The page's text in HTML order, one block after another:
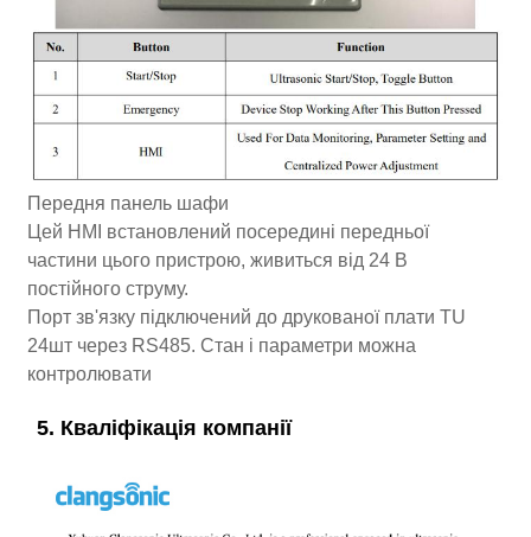
Передня панель шафи
Цей HMI встановлений посередині передньої
частини цього пристрою, живиться від 24 В
постійного струму.
Порт зв'язку підключений до друкованої плати TU
24шт через RS485. Стан і параметри можна
контролювати
5. Кваліфікація компанії